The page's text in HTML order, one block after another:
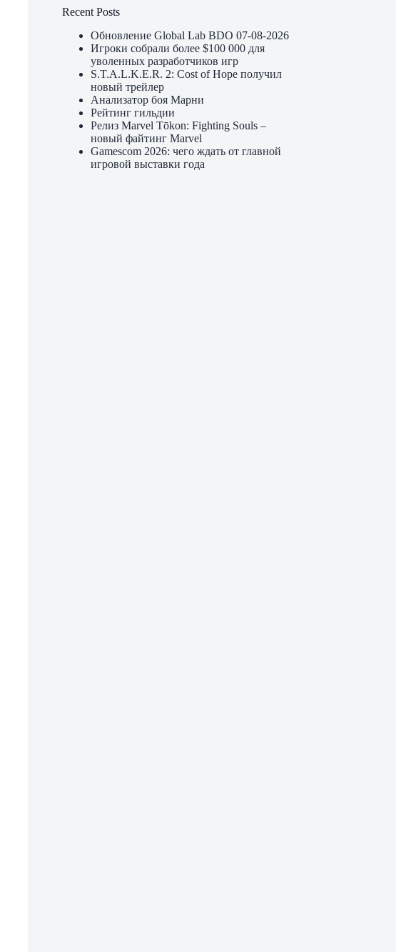
Recent Posts
Обновление Global Lab BDO 07-08-2026
Игроки собрали более $100 000 для
уволенных разработчиков игр
S.T.A.L.K.E.R. 2: Cost of Hope получил
новый трейлер
Анализатор боя Марни
Рейтинг гильдии
Релиз Marvel Tōkon: Fighting Souls –
новый файтинг Marvel
Gamescom 2026: чего ждать от главной
игровой выставки года